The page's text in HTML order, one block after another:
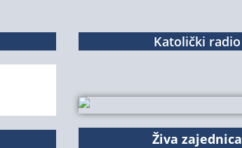
Katolički radio
Živa zajednica